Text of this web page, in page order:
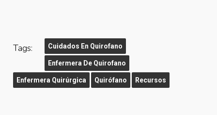
Tags: Cuidados En Quirofano
Enfermera De Quirofano
Enfermera Quirúrgica Quirófano Recursos